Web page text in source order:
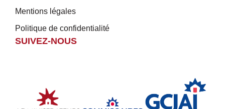
Mentions légales
Politique de confidentialité
SUIVEZ-NOUS